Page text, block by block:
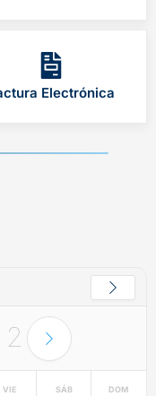
Electrónica
2
VIE SÁB DOM